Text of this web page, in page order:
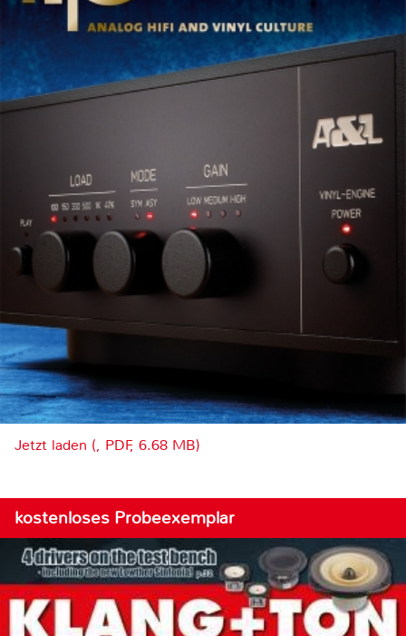
Jetzt laden (, PDF, 6.68 MB)
kostenloses Probeexemplar